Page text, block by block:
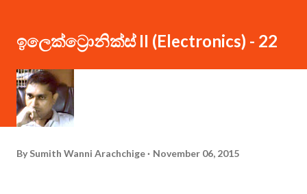
ඉලෙක්ට්‍රොනික්ස් II (Electronics) - 22
By Sumith Wanni Arachchige November 06, 2015